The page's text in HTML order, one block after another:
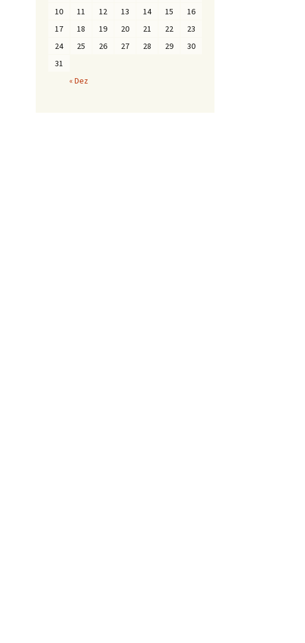
10
11 12 13 14 15
16
17
18 19 20 21 22
23
24
25 26 27 28 29
30
31
« Dez